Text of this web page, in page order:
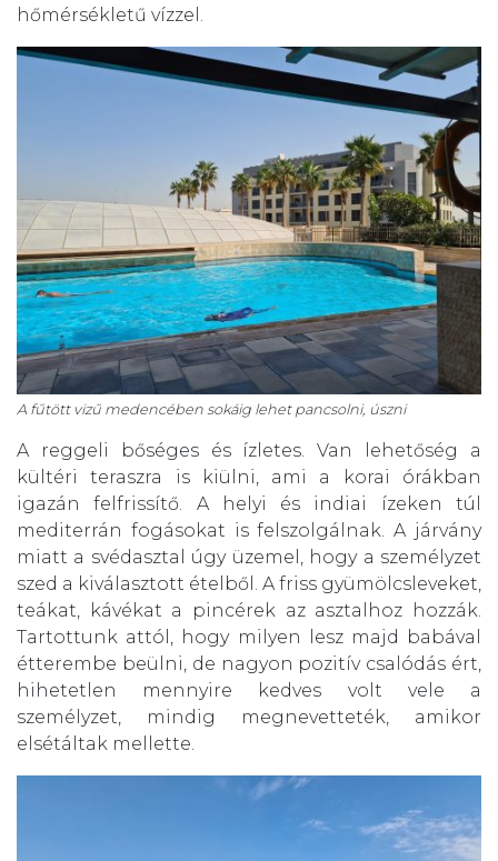
hőmérsékletű vízzel.
A fűtött vizű medencében sokáig lehet pancsolni, úszni
A reggeli bőséges és ízletes. Van lehetőség a
kültéri teraszra is kiülni, ami a korai órákban
igazán felfrissítő. A helyi és indiai ízeken túl
mediterrán fogásokat is felszolgálnak. A járvány
miatt a svédasztal úgy üzemel, hogy a személyzet
szed a kiválasztott ételből. A friss gyümölcsleveket,
teákat, kávékat a pincérek az asztalhoz hozzák.
Tartottunk attól, hogy milyen lesz majd babával
étterembe beülni, de nagyon pozitív csalódás ért,
hihetetlen mennyire kedves volt vele a
személyzet, mindig megnevetteték, amikor
elsétáltak mellette.